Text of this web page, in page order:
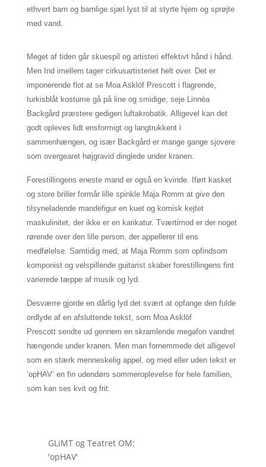
ethvert barn og barnlige sjæl lyst til at styrte hjem og sprøjte
med vand.
Meget af tiden går skuespil og artisteri effektivt hånd i hånd.
Men Ind imellem tager cirkusartisteriet helt over. Det er
imponerende flot at se Moa Asklöf Prescotti flagrende,
turkisblåt kostume gå på line og smidige, seje
Linnéa
Backgård præstere gedigen luftakrobatik. Alligevel kan det
godt opleves lidt ensformigt og langtrukkent i
sammenhængen, og især Backgård er mange gange sjovere
som overgearet højgravid dinglede under kranen.
Forestillingens eneste mand er også en kvinde. Iført kasket
og store briller formår lille spinkle Maja Romm at give den
tilsyneladende mandefigur en kuet og komisk kejtet
maskulinitet, der ikke er en karikatur. Tværtimod er der noget
rørende over den lille person, der appellerer til ens
medfølelse. Samtidig med, at Maja Romm som opfindsom
komponist og velspillende guitarist skaber forestillingens fint
varierede tæppe af musik og lyd.
Desværre gjorde en dårlig lyd det svært at opfange den fulde
ordlyde af en afsluttende tekst, som Moa Asklöf
Prescottsendte ud gennem en skramlende megafon vandret
hængende under kranen. Men man fornemmede det alligevel
som en stærk menneskelig appel, og med eller uden tekst er
’opHAV’ en fin udendørs sommeroplevelse for hele familien,
som kan ses kvit og frit.
GLiMT og Teatret OM:
'opHAV'